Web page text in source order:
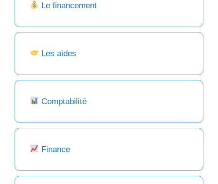
Le financement
Les aides
Comptabilité
Finance